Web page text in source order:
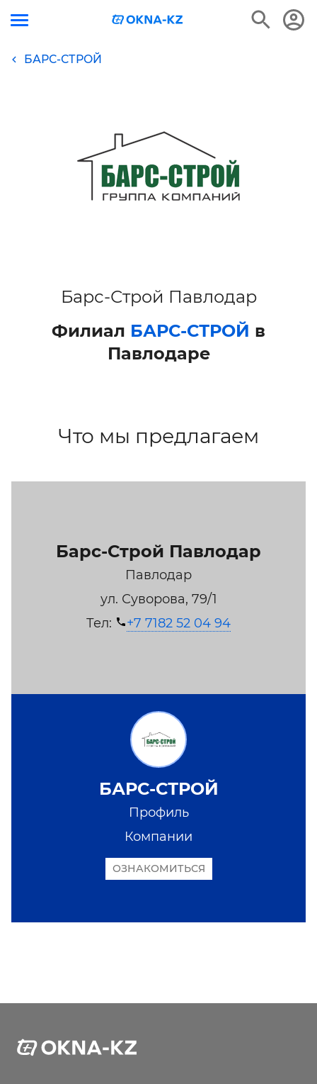
БАРС-СТРОЙ
Барс-Строй Павлодар
Филиал БАРС-СТРОЙ в
Павлодаре
Что мы предлагаем
Барс-Строй Павлодар
Павлодар
ул. Суворова, 79/1
Тел:
+7 7182 52 04 94
БАРС-СТРОЙ
Профиль
Компании
ОЗНАКОМИТЬСЯ